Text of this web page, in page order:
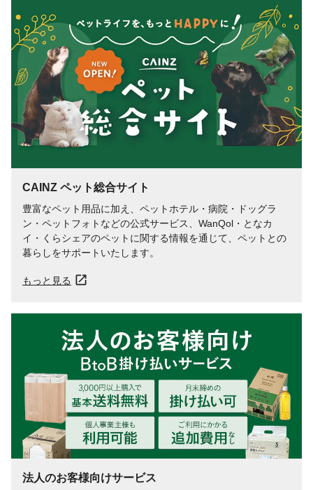
CAINZ ペット総合サイト
豊富なペット用品に加え、ペットホテル・病院・ドッグラ
ン・ペットフォトなどの公式サービス、WanQol・となカ
イ・くらシェアのペットに関する情報を通じて、ペットとの
暮らしをサポートいたします。
もっと見る
法人のお客様向けサービス